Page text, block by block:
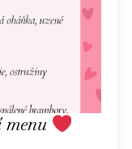
menu